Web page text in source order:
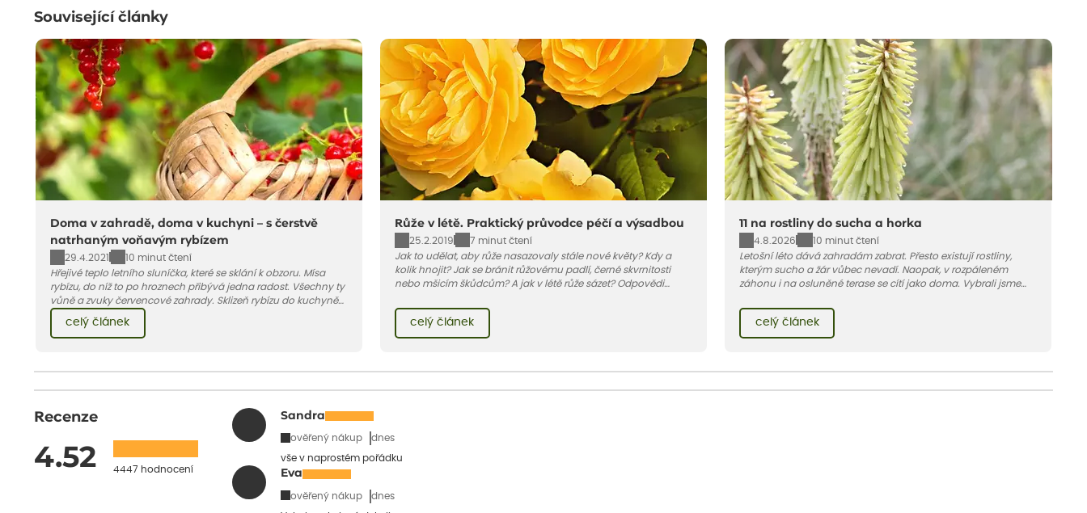
Související články
Doma v zahradě, doma v kuchyni – s čerstvě
natrhaným voňavým rybízem
29.4.2021
10 minut čtení
Hřejivé teplo letního sluníčka, které se sklání k obzoru. Mísa
rybízu, do níž to po hroznech přibývá jedna radost. Všechny ty
vůně a zvuky červencové zahrady. Sklizeň rybízu do kuchyně
vnese neuvěřitelný klid a radost. A taky trochu bezstarostnosti
dětství při mlsání babiččina drobenkového koláče s rybízem.
celý článek
Růže v létě. Praktický průvodce péčí a výsadbou
25.2.2019
7 minut čtení
Jak to udělat, aby růže nasazovaly stále nové květy? Kdy a
kolik hnojit? Jak se bránit růžovému padlí, černé skvrnitosti
nebo mšicím škůdcům? A jak v létě růže sázet? Odpovědi
celý článek
11 na rostliny do sucha a horka
4.8.2026
10 minut čtení
Letošní léto dává zahradám zabrat. Přesto existují rostliny,
kterým sucho a žár vůbec nevadí. Naopak, v rozpáleném
záhonu i na osluněné terase se cítí jako doma. Vybrali jsme
léto bez pravidelné zálivky. Pojďme se podívat, které to jsou.
celý článek
Recenze
4.52 4447 hodnocení
Sandra
ověřený nákup dnes
vše v naprostém pořádku
Eva
ověřený nákup dnes